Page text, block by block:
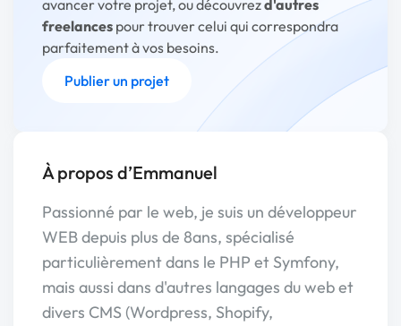
avancer votre projet, ou découvrezd'autres
freelances pour trouver celui qui correspondra
parfaitement à vos besoins.
Publier un projet
À propos d’Emmanuel
Passionné par le web, je suis un développeur
WEB depuis plus de 8ans, spécialisé
particulièrement dans le PHP et Symfony,
mais aussi dans d'autres langages du web et
divers CMS (Wordpress, Shopify,